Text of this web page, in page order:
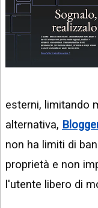
esterni, limitando
alternativa,
non ha limiti di
proprietà e non
l'utente libero di